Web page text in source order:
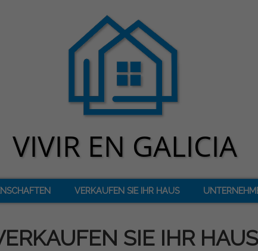
VERKAUFEN SIE IHR HAUS
SIE IHR HAUS